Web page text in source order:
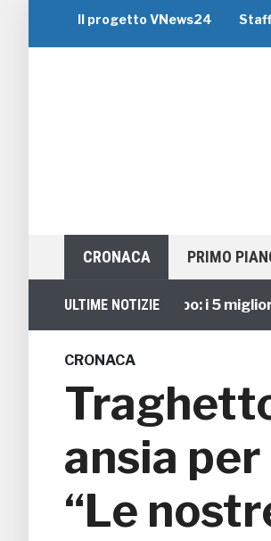
Il progetto VNews24 Staff
CRONACA PRIMO
ULTIME NOTIZIE
Viaggi di Gruppo: i 5 migliori
CRONACA
ansia
“Le